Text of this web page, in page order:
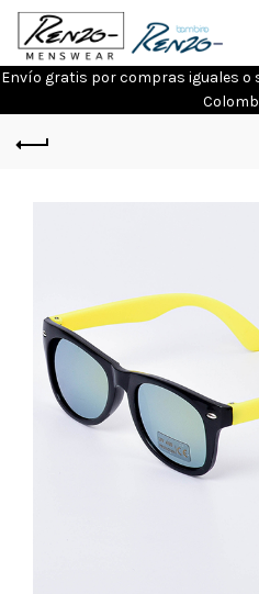
Envío gratis por compras iguales o